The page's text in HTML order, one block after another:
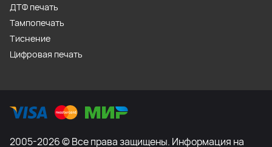
ДТФ печать
Тампопечать
Тиснение
Цифровая печать
2005-2026 © Все права защищены. Информация на